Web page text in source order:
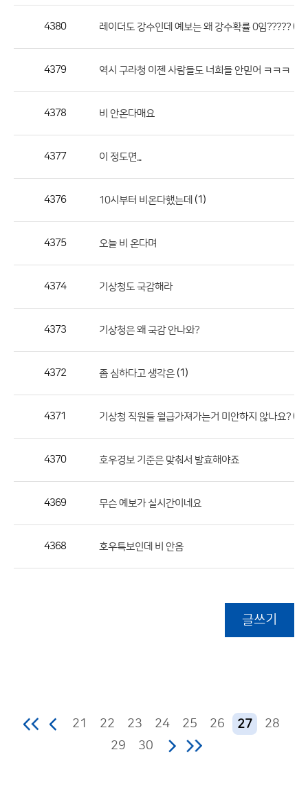
론
호,
록
공
4380 레이더도 강수인데 예보는 왜 강수확률 0임????? (1)
4379 역시 구라청 이젠 사람들도 너희들 안믿어 ㅋㅋㅋ
4378 비 안온다매요
4377 이 정도면...
4376 10시부터 비온다했는데 (1)
4375 오늘 비 온다며
4374 기상청도 국감해라
4373 기상청은 왜 국감 안나와?
4372 좀 심하다고 생각은 (1)
4371 기상청 직원들 월급가져가는거 미안하지 않나요? (1)
4370 호우경보 기준은 맞춰서 발효해야죠
4369 무슨 예보가 실시간이네요
4368 호우특보인데 비 안옴
글쓰기
21 22 23 24 25 26 27
28
29
30